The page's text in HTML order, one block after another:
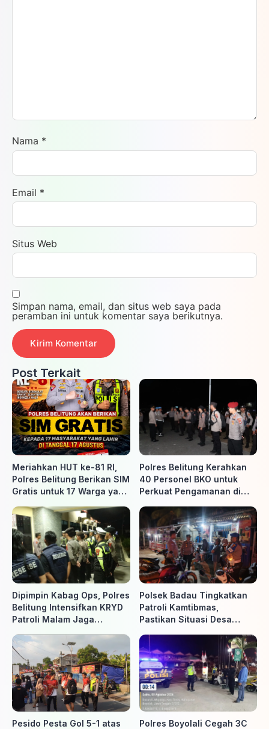
Nama *
Email *
Situs Web
Simpan nama, email, dan situs web saya pada
peramban ini untuk komentar saya berikutnya.
Post Terkait
Meriahkan HUT ke-81 RI,
Polres Belitung Berikan SIM
Gratis untuk 17 Warga yang
Polres Belitung Kerahkan
40 Personel BKO untuk
Perkuat Pengamanan di
Dipimpin Kabag Ops, Polres
Belitung Intensifkan KRYD
Patroli Malam Jaga
Polsek Badau Tingkatkan
Patroli Kamtibmas,
Pastikan Situasi Desa
Pesido Pesta Gol 5-1 atas
Polres Boyolali Cegah 3C